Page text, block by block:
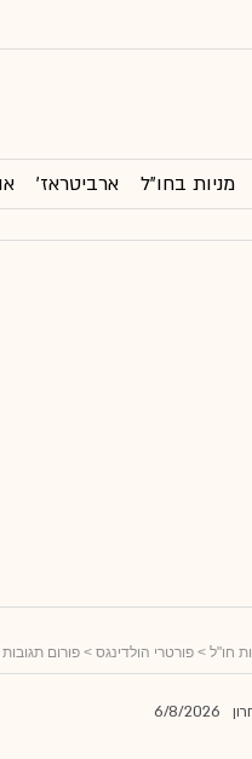
מניות בחו"ל ארביטראז'
חו"ל > פורטרי הולדינגס > פורום תגובות
6/8/2026